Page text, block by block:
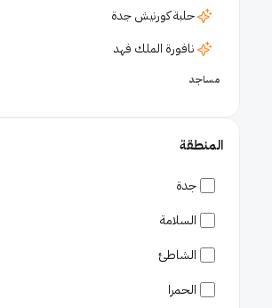
حلبة كورنيش جدة
نافورة الملك فهد
مساجد
أحياء
الحمراء
الشاطئ
وسط جدة
المنطقة
جدة
السلامة
الشاطئ
الحمرا